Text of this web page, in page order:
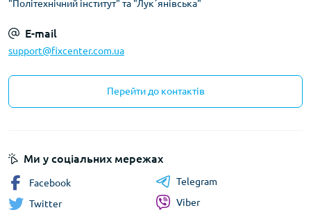
"Політехнічний інститут" та "Лукʼянівська"
E-mail
support@fixcenter.com.ua
Перейти до контактів
Ми у соціальних мережах
Facebook
Twitter
Telegram
Viber